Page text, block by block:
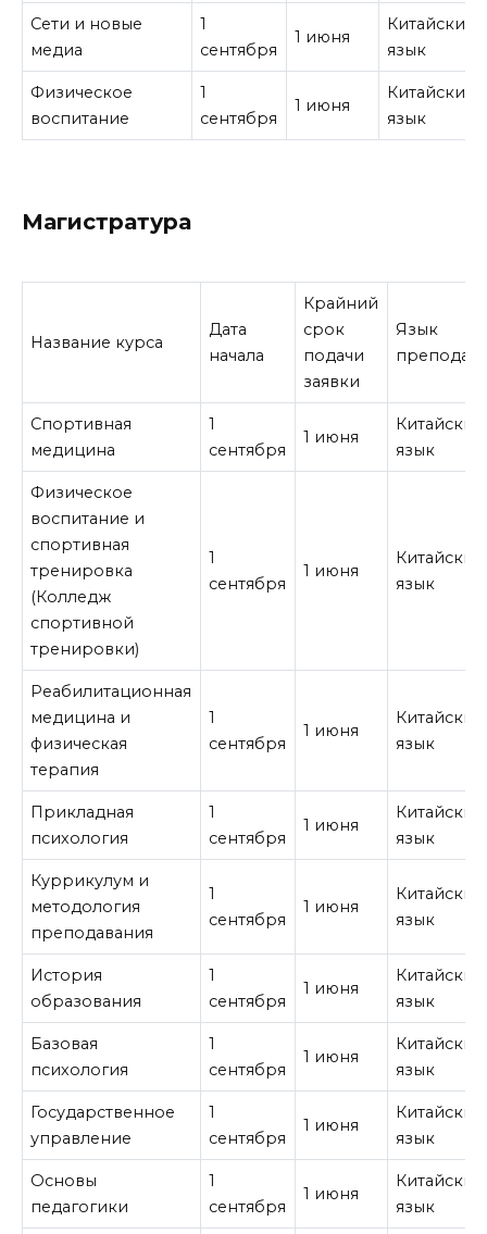
Сети и новые
медиа
1
сентября
1 июня
Китайский
язык
Физическое
воспитание
1
сентября
1 июня
Китайский
язык
Магистратура
Название курса
Дата
начала
Крайний
срок
подачи
заявки
Язык
Спортивная
медицина
1
сентября
1 июня
Китайский
язык
Физическое
воспитание и
спортивная
тренировка
(Колледж
спортивной
тренировки)
1
сентября
1 июня
Китайский
язык
Реабилитационная
медицина и
физическая
терапия
1
сентября
1 июня
Китайский
язык
Прикладная
психология
1
сентября
1 июня
Китайский
язык
Куррикулум и
методология
преподавания
1
сентября
1 июня
Китайский
язык
История
образования
1
сентября
1 июня
Китайский
язык
Базовая
психология
1
сентября
1 июня
Китайский
язык
Государственное
управление
1
сентября
1 июня
Китайский
язык
Основы
педагогики
1
сентября
1 июня
Китайский
язык